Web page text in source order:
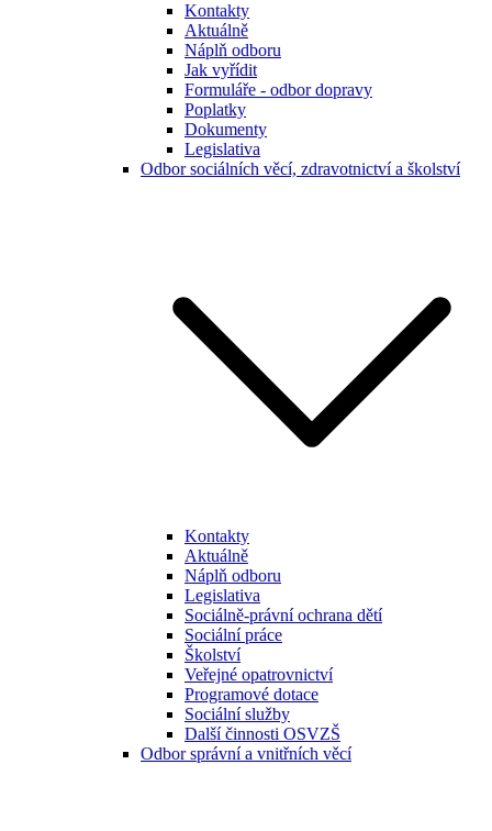
Kontakty
Aktuálně
Náplň odboru
Jak vyřídit
Formuláře - odbor dopravy
Poplatky
Dokumenty
Legislativa
Odbor sociálních věcí, zdravotnictví a školství
Kontakty
Aktuálně
Náplň odboru
Legislativa
Sociálně-právní ochrana dětí
Sociální práce
Školství
Veřejné opatrovnictví
Programové dotace
Sociální služby
Další činnosti OSVZŠ
Odbor správní a vnitřních věcí